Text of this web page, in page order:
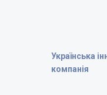
Українська
компанія